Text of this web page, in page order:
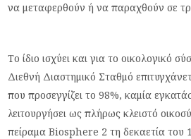
να μεταφερθούν ή να παραχθούν σε
Το ίδιο ισχύει και για το οικολογικό
Διεθνή Διαστημικό Σταθμό
που προσεγγίζει το 98%, καμία
λειτουργήσει ως πλήρως κλειστό
πείραμα Biosphere 2 τη δεκαετία του